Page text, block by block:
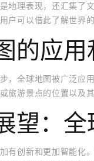
地理表现，还汇集了
户可以借此了解世界
的应
，全球地图被广泛应
旅游景点的位置以及
望：全
有创新和更加智能化